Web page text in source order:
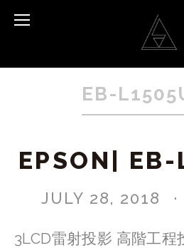
EB-
EPSON|
JULY 28, 2018
3LCD雷射投影 高階工程